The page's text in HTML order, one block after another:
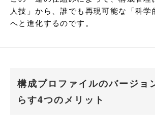
人技」から、誰でも再現可能な「科学
へと進化するのです。
構成プロファイルのバージョ
らす4つのメリット